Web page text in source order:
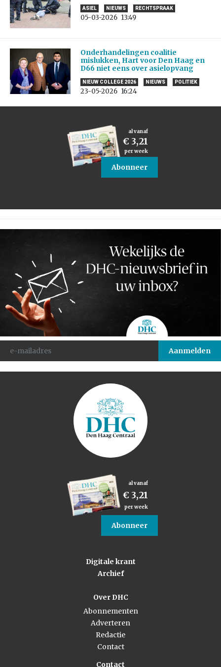
ASIEL NIEUWS RECHTSPRAAK
05-03-2026 13:49
Onderhandelingen coalitie
mislukken, Hart voor Den Haag en
D66 niet eens over asielopvang
NIEUW COLLEGE 2026 NIEUWS POLITIEK
23-05-2026 16:24
al vanaf
€ 3,21
per week
Abonneer
al vanaf
€ 3,21
per week
Abonneer
Digitale krant
Archief
Over DHC
Abonnementen
Adverteren
Redactie
Contact
Contact